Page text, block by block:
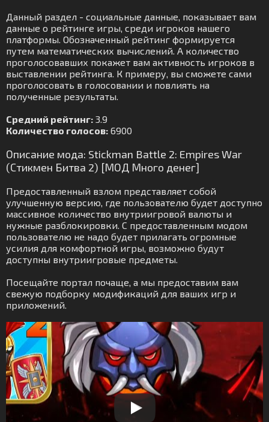
Данный раздел - социальные данные, показывает вам
данные о рейтинге игры, среди игроков нашего
платформы. Обозначенный рейтинг формируется
путем математических вычислений. А количество
проголосовавших покажет вам активность игроков в
выставлении рейтинга. К примеру, вы сможете сами
проголосовать в голосовании и повлиять на
полученные результаты.
Средний рейтинг: 3.9
Количество голосов: 6900
Описание мода: Stickman Battle 2: Empires War
(Стикмен Битва 2) [МОД Много денег]
Предоставленный взлом представляет собой
улучшенную версию, где пользователю будет доступно
массивное количество внутриигровой валюты и
нужные разблокировки. С предоставленным модом
пользователю не надо будет прилагать огромные
усилия для комфортной игры, возможно будут
доступны внутриигровые предметы.
Посещайте портал почаще, а мы предоставим вам
свежую подборку модификаций для ваших игр и
приложений.